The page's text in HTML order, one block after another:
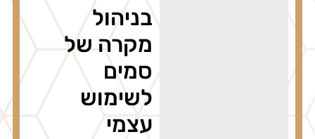
בניהול
מקרה של
סמים
לשימוש
עצמי